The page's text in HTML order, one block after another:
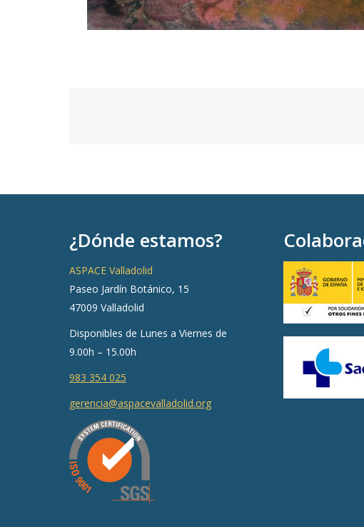
¿Dónde estamos?
ASPACE Valladolid
Paseo Jardín Botánico, 15
47009 Valladolid
Disponibles de Lunes a Viernes de
9.00h – 15.00h
983 354 025
gerencia@aspacevalladolid.org